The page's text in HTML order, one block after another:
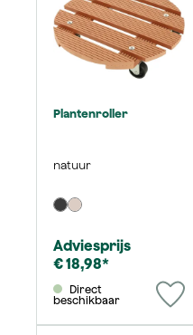
Plantenroller
natuur
Adviesprijs
€ 18,98*
beschikbaar